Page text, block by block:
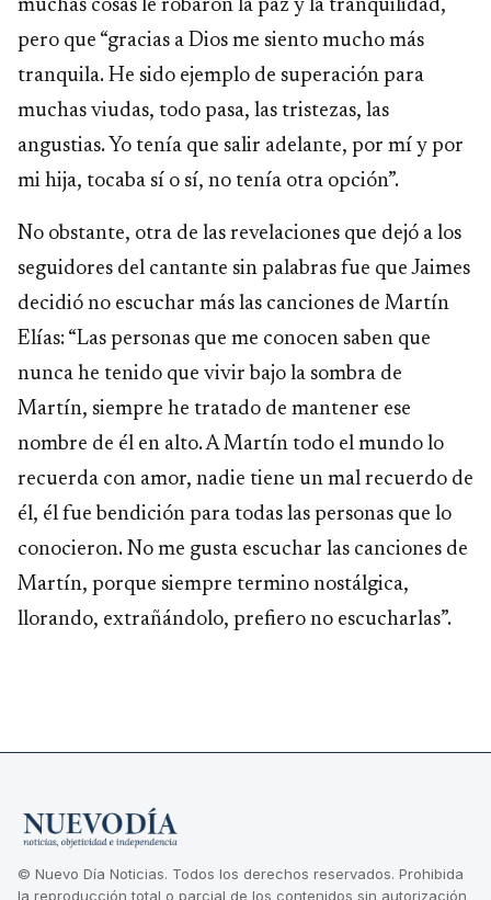
muchas cosas le robaron la paz y la tranquilidad,
pero que “gracias a Dios me siento mucho más
tranquila. He sido ejemplo de superación para
muchas viudas, todo pasa, las tristezas, las
angustias. Yo tenía que salir adelante, por mí y por
mi hija, tocaba sí o sí, no tenía otra opción”.
No obstante, otra de las revelaciones que dejó a los
seguidores del cantante sin palabras fue que Jaimes
decidió no escuchar más las canciones de Martín
Elías: “Las personas que me conocen saben que
nunca he tenido que vivir bajo la sombra de
Martín, siempre he tratado de mantener ese
nombre de él en alto. A Martín todo el mundo lo
recuerda con amor, nadie tiene un mal recuerdo de
él, él fue bendición para todas las personas que lo
conocieron. No me gusta escuchar las canciones de
Martín, porque siempre termino nostálgica,
llorando, extrañándolo, prefiero no escucharlas”.
© Nuevo Día Noticias. Todos los derechos reservados. Prohibida
la reproducción total o parcial de los contenidos sin autorización